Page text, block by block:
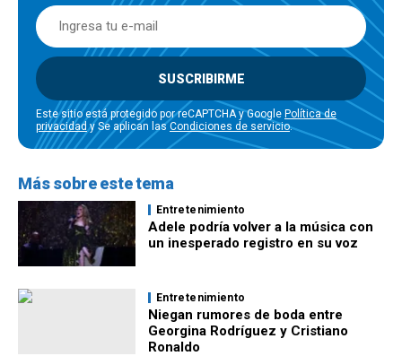
SUSCRIBIRME
Este sitio está protegido por reCAPTCHA y Google Política de
privacidad y Se aplican lasCondiciones de servicio.
Más sobre este tema
Entretenimiento
Adele podría volver a la música con
un inesperado registro en su voz
Entretenimiento
Niegan rumores de boda entre
Georgina Rodríguez y Cristiano
Ronaldo